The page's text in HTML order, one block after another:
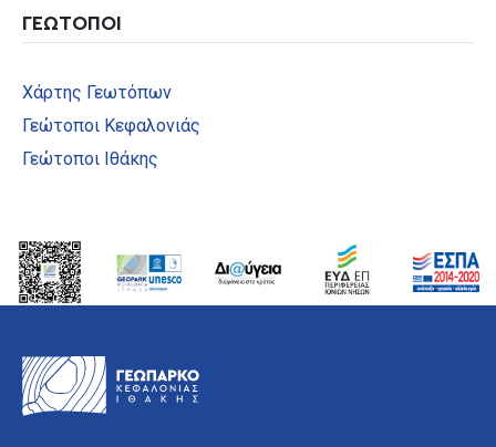
ΓΕΩΤΟΠΟΙ
Χάρτης Γεωτόπων
Γεώτοποι Κεφαλονιάς
Γεώτοποι Ιθάκης